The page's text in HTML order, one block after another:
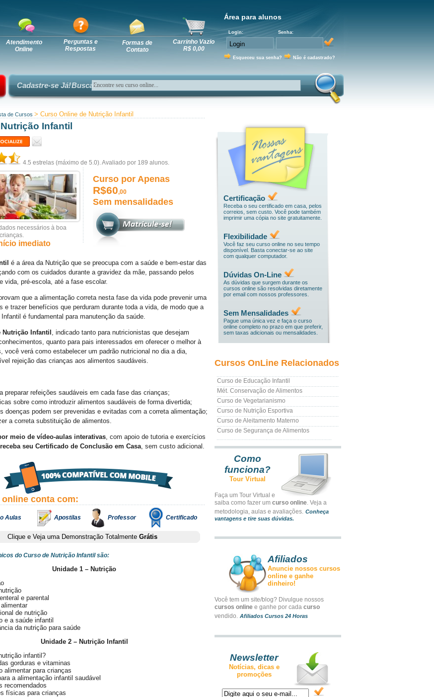
Atendimento
Online
Perguntas e
Respostas
Formas de
Contato
Carrinho Vazio
R$ 0,00
Área para alunos
Login: Senha:
Esqueceu sua senha? Não é cadastrado?
Cadastre-se Já!Busca:
de Cursos > Curso Online de Nutrição Infantil
Infantil
4.5 estrelas (máximo de 5.0). Avaliado por 189 alunos.
Curso por Apenas
R$60,00
Sem mensalidades
necessários à boa
imediato
é a área da Nutrição que se preocupa com a saúde e bem-estar das
com os cuidados durante a gravidez da mãe, passando pelos
vida, pré-escola, até a fase escolar.
que a alimentação correta nesta fase da vida pode prevenir uma
e trazer benefícios que perduram durante toda a vida, de modo que a
é fundamental para manutenção da saúde.
Nutrição Infantil , indicado tanto para nutricionistas que desejam
quanto para pais interessados em oferecer o melhor à
você verá como estabelecer um padrão nutricional no dia a dia,
rejeição das crianças aos alimentos saudáveis.
preparar refeições saudáveis em cada fase das crianças;
sobre como introduzir alimentos saudáveis de forma divertida;
doenças podem ser prevenidas e evitadas com a correta alimentação;
a correta substituição de alimentos.
meio de vídeo-aulas interativas, com apoio de tutoria e exercícios
receba seu Certificado de Conclusão em Casa, sem custo adicional.
conta com:
Aulas Apostilas Professor Certificado
Clique e Veja uma Demonstração Totalmente Grátis
do Curso de Nutrição Infantil são:
Unidade 1 – Nutrição
e parental
de nutrição
e a saúde infantil
da nutrição para saúde
Unidade 2 – Nutrição Infantil
infantil?
gorduras e vitaminas
alimentar para crianças
a alimentação infantil saudável
recomendados
físicas para crianças
Certificação
Receba o seu certificado em casa, pelos
correios, sem custo. Você pode também
imprimir uma cópia no site gratuitamente.
Flexibilidade
Você faz seu curso online no seu tempo
disponível. Basta conectar-se ao site
com qualquer computador.
Dúvidas On-Line
As dúvidas que surgem durante os
cursos online são resolvidas diretamente
por email com nossos professores.
Sem Mensalidades
Pague uma única vez e faça o curso
online completo no prazo em que preferir,
sem taxas adicionais ou mensalidades.
Cursos OnLine Relacionados
Curso de Educação Infantil
Mét. Conservação de Alimentos
Curso de Vegetarianismo
Curso de Nutrição Esportiva
Curso de Aleitamento Materno
Curso de Segurança de Alimentos
Como
funciona?
Tour Virtual
Faça um Tour Virtual e
saiba como fazer um curso online. Veja a
metodologia, aulas e avaliações. Conheça
vantagens e tire suas dúvidas.
Afiliados
Anuncie nossos cursos
online e ganhe
dinheiro!
Você tem um site/blog? Divulgue nossos
cursos online e ganhe por cada curso
vendido. Afiliados Cursos 24 Horas
Newsletter
Notícias, dicas e
promoções